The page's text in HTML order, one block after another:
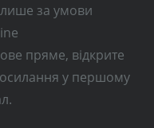
за умови
пряме, відкрите
у першому